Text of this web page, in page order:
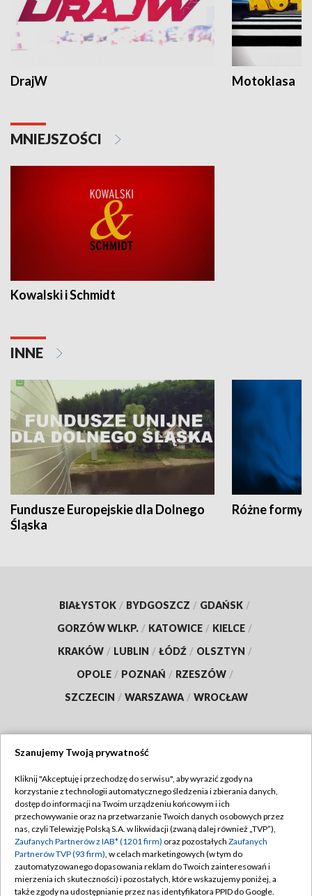
DrajW Motoklasa
MNIEJSZOŚCI
Kowalski i Schmidt
INNE
Fundusze Europejskie dla Dolnego
Śląska
Różne formy
BIAŁYSTOK / BYDGOSZCZ / GDAŃSK /
GORZÓW WLKP. / KATOWICE / KIELCE /
KRAKÓW / LUBLIN / ŁÓDŹ / OLSZTYN /
OPOLE / POZNAŃ / RZESZÓW /
SZCZECIN / WARSZAWA / WROCŁAW
TVP
Abonament TVP
Emisja w TVP
Centrum informacji TVP
Naziemna Telewizja Cyfrowa
Regulamin TVP
Polityka prywatności
Moje zgody
Pomoc
Szanujemy Twoją prywatność
Kliknij "Akceptuję i przechodzę do serwisu", aby wyrazić zgody na
korzystanie z technologii automatycznego śledzenia i zbierania danych,
dostęp do informacji na Twoim urządzeniu końcowym i ich
przechowywanie oraz na przetwarzanie Twoich danych osobowych przez
nas, czyli Telewizję Polską S.A. w likwidacji (zwaną dalej również „TVP”),
Zaufanych Partnerów z IAB* (1201 firm) oraz pozostałych Zaufanych
Partnerów TVP (93 firm), w celach marketingowych (w tym do
zautomatyzowanego dopasowania reklam do Twoich zainteresowań i
mierzenia ich skuteczności) i pozostałych, które wskazujemy poniżej, a
także zgody na udostępnianie przez nas identyfikatora PPID do Google.